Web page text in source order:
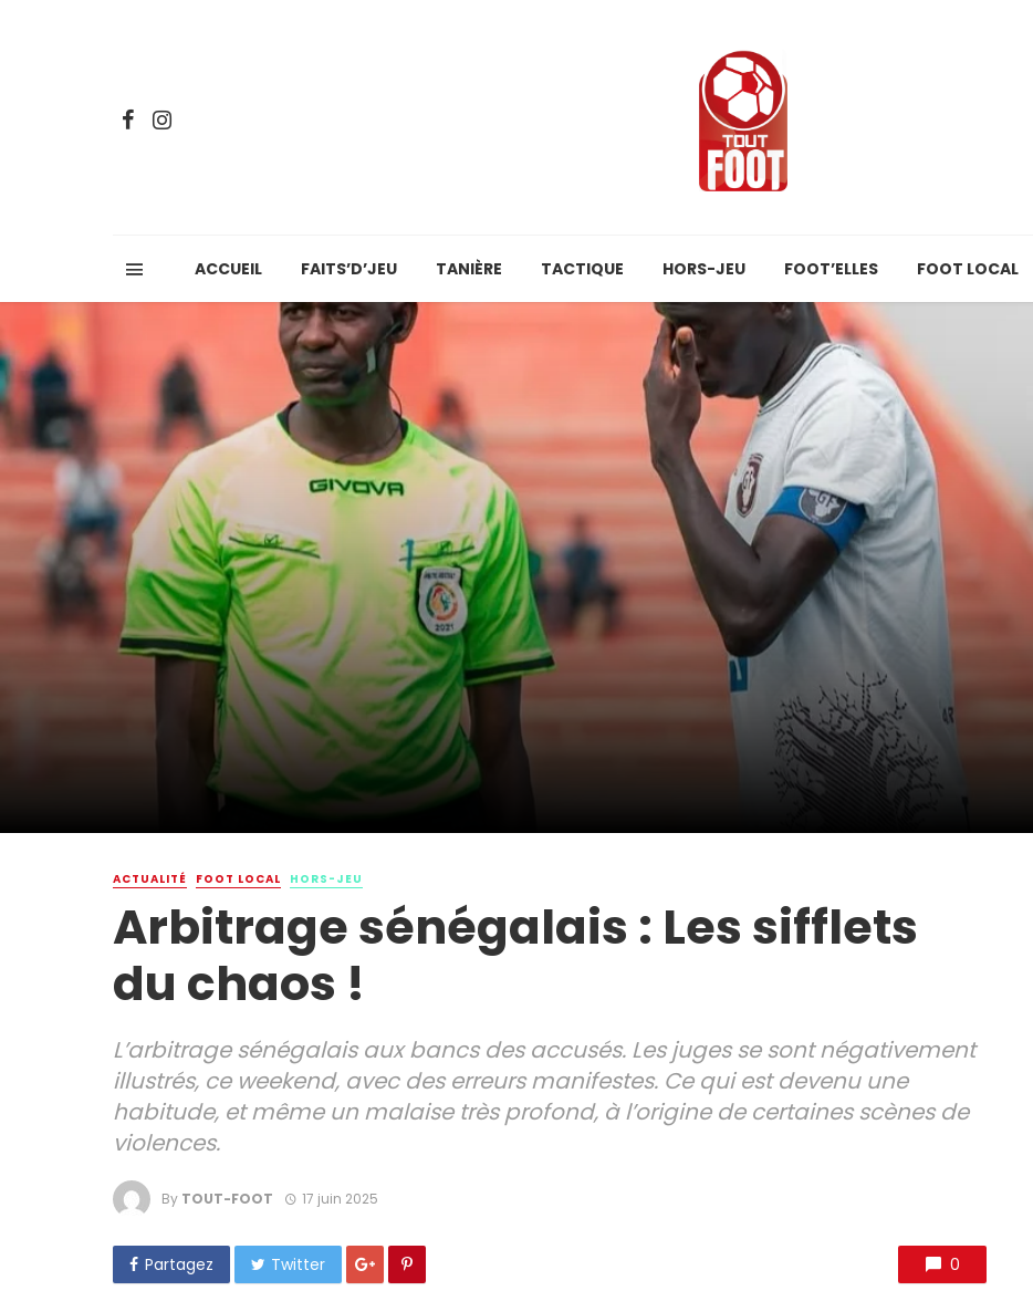
ACCUEIL FAITS’D’JEU TANIÈRE TACTIQUE HORS-JEU FOOT’ELLES FOOT LOCAL
ACTUALITÉ FOOT LOCAL HORS-JEU
Arbitrage sénégalais : Les sifflets
du chaos !
L’arbitrage sénégalais aux bancs des accusés. Les juges se sont négativement
illustrés, ce weekend, avec des erreurs manifestes. Ce qui est devenu une
habitude, et même un malaise très profond, à l’origine de certaines scènes de
violences.
By TOUT-FOOT 17 juin 2025
Partagez Twitter 0